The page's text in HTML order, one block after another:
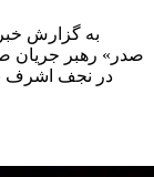
به گزارش خبر
صدر» رهبر جریان
در نجف اشرف